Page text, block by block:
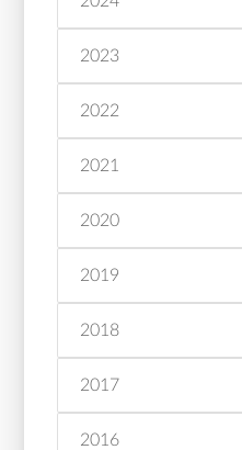
2023
2022
2021
2020
2019
2018
2017
2016